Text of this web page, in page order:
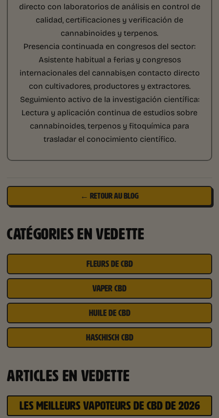
directo con laboratorios de análisis en control de
calidad, certificaciones y verificación de
cannabinoides y terpenos.
Presencia continuada en congresos del sector:
Asistente habitual a ferias y congresos
internacionales del cannabis,en contacto directo
con cultivadores, productores y extractores.
Seguimiento activo de la investigación científica:
Lectura y aplicación continua de estudios sobre
cannabinoides, terpenos y fitoquímica para
trasladar el conocimiento científico.
← RETOUR AU BLOG
CATÉGORIES EN VEDETTE
FLEURS DE CBD
VAPER CBD
HUILE DE CBD
HASCHISCH CBD
ARTICLES EN VEDETTE
LES MEILLEURS VAPOTEURS DE CBD DE 2026